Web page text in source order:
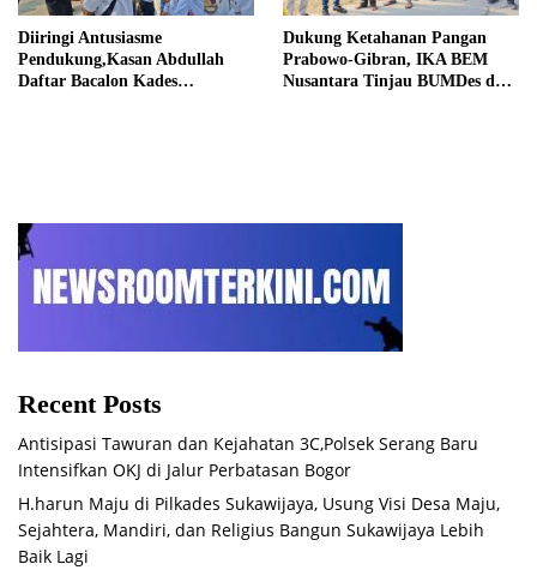
Diiringi Antusiasme
Pendukung,Kasan Abdullah
Daftar Bacalon Kades
Dukung Ketahanan Pangan
Prabowo-Gibran, IKA BEM
Nusantara Tinjau BUMDes dan
Recent Posts
Antisipasi Tawuran dan Kejahatan 3C,Polsek Serang Baru
Intensifkan OKJ di Jalur Perbatasan Bogor
H.harun Maju di Pilkades Sukawijaya, Usung Visi Desa Maju,
Sejahtera, Mandiri, dan Religius Bangun Sukawijaya Lebih
Baik Lagi